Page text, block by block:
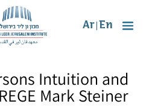
En
Ar
Intuition and
Mark Steiner